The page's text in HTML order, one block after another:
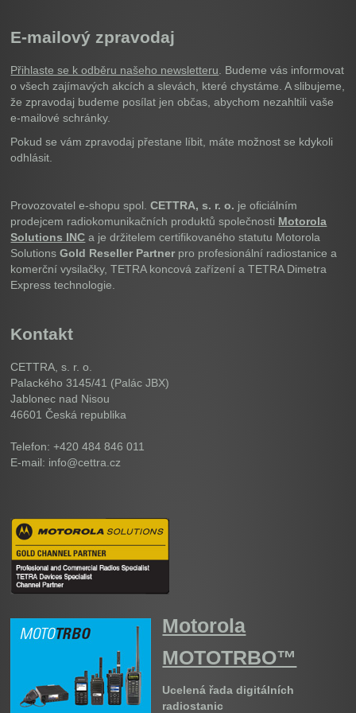
E-mailový zpravodaj
Přihlaste se k odběru našeho newsletteru . Budeme vás informovat
o všech zajímavých akcích a slevách, které chystáme. A slibujeme,
že zpravodaj budeme posílat jen občas, abychom nezahltili vaše
e-mailové schránky.
Pokud se vám zpravodaj přestane líbit, máte možnost se kdykoli
odhlásit.
Provozovatel e-shopu spol.CETTRA, s. r. o. je oficiálním
prodejcem radiokomunikačních produktů společnosti Motorola
Solutions INC a je držitelem certifikovaného statutu Motorola
SolutionsGold Reseller Partner pro profesionální radiostanice a
komerční vysilačky, TETRA koncová zařízení a TETRA Dimetra
Express technologie.
Kontakt
CETTRA, s. r. o.
Palackého 3145/41 (Palác JBX)
Jablonec nad Nisou
46601Česká republika
Telefon: +420 484 846 011
E-mail: info@cettra.cz
Motorola
MOTOTRBO™
Ucelená řada digitálních
radiostanic